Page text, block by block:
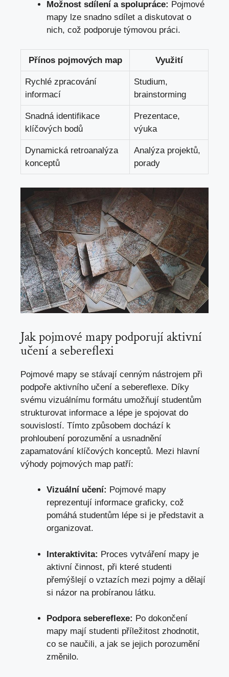
Možnost sdílení ‍a ‍spolupráce: Pojmové
mapy lze snadno sdílet a diskutovat⁣ o
nich, ⁤což⁢ podporuje týmovou práci.
Přínos​ pojmových map Využití
Rychlé zpracování
informací
Studium,
brainstorming
Snadná identifikace⁢
klíčových ⁣bodů
Prezentace,
výuka
Dynamická retroanalýza‍
konceptů
Analýza⁣ projektů,
porady
Jak ‍pojmové mapy podporují aktivní
učení a sebereflexi
Pojmové ⁤mapy ⁢se stávají cenným⁤ nástrojem při
podpoře ​aktivního učení⁣ a sebereflexe. ⁢Díky‌
svému vizuálnímu formátu umožňují studentům
strukturovat informace⁢ a lépe je⁤ spojovat do‌
souvislostí. Tímto způsobem dochází ‍k
prohloubení‍ porozumění a usnadnění
‍zapamatování klíčových konceptů. Mezi⁤ hlavní
výhody pojmových map patří:
Vizuální učení: Pojmové mapy
reprezentují informace ⁤graficky, což
pomáhá studentům lépe si je představit a
organizovat.
Interaktivita: ⁢Proces vytváření mapy je⁤
aktivní ‌činnost, při které studenti⁤
přemýšlejí o⁢ vztazích ⁤mezi pojmy a ‍dělají
si⁢ názor​ na⁢ probíranou látku.
Podpora sebereflexe: Po ‌dokončení
mapy mají‍ studenti příležitost‍ zhodnotit,⁣
co se naučili, a jak⁤ se‌ jejich porozumění​
změnilo.